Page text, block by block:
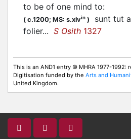
to be of one mind to:
( c.1200; MS: s.xivin ) sunt tut
folier... S Osith 1327
This is an AND1 entry © MHRA 1977-
Digitisation funded by the Arts and
United Kingdom.